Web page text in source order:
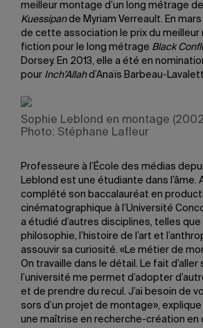
meilleur montage d’un long métrage
Kuessipande Myriam Verreault. En
de cette association le prix du meilleur
fiction pour le long métrage Black
Dorsey. En 2013, elle a été en
pour Inch’Allahd’Anaïs Barbeau-
Sophie Leblond en montage
Photo: Stéphane Lafleur
Professeure à l’École des médias
Leblond est une étudiante dans l’âme.
complété son baccalauréat en
cinématographique à l’Université
a étudié d’autres disciplines, telles
philosophie, l’histoire de l’art et
assouvir sa curiosité. «Le métier de
On travaille dans le détail. Le fait
l’université me permet d’adopter
et de prendre du recul. J’ai besoin de
sors d’un projet de montage»,
une maîtrise en recherche-création en